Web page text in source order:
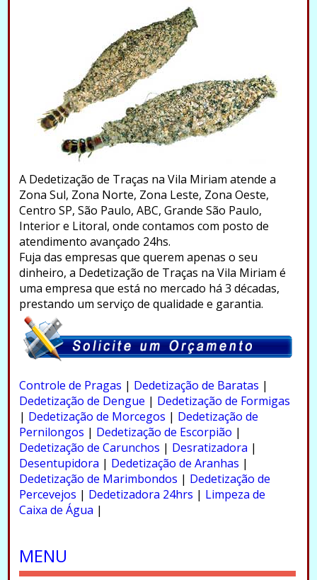
A Dedetização de Traças na Vila Miriam atende a
Zona Sul, Zona Norte, Zona Leste, Zona Oeste,
Centro SP, São Paulo, ABC, Grande São Paulo,
Interior e Litoral, onde contamos com posto de
atendimento avançado 24hs.
Fuja das empresas que querem apenas o seu
dinheiro, a Dedetização de Traças na Vila Miriam é
uma empresa que está no mercado há 3 décadas,
prestando um serviço de qualidade e garantia.
Controle de Pragas | Dedetização de Baratas |
Dedetização de Dengue | Dedetização de Formigas
| Dedetização de Morcegos | Dedetização de
Pernilongos | Dedetização de Escorpião |
Dedetização de Carunchos | Desratizadora |
Desentupidora | Dedetização de Aranhas |
Dedetização de Marimbondos | Dedetização de
Percevejos | Dedetizadora 24hrs | Limpeza de
Caixa de Água |
MENU